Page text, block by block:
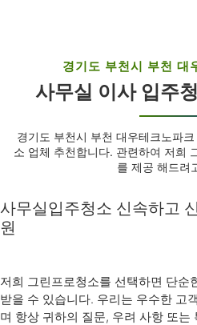
경기도 부천시 부천 대
사무실 이사 입주
경기도 부천시 부천 대우테크노파
소 업체 추천합니다. 관련하여 저희
를 제공 해드려
사무실입주청소 신속하고
원
저희 그린프로청소를 선택하면 단순
받을 수 있습니다. 우리는 우수한 고
며 항상 귀하의 질문, 우려 사항 또는